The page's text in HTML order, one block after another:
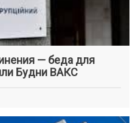
— беда для
Будни ВАКС